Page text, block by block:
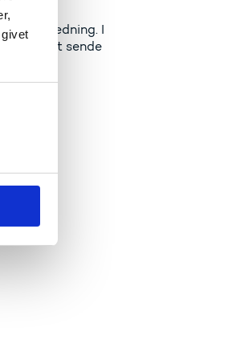
vejledning. I
til at sende